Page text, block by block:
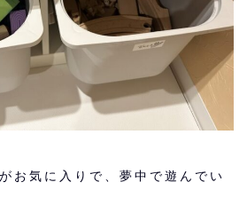
お気に入りで、夢中で遊んでい